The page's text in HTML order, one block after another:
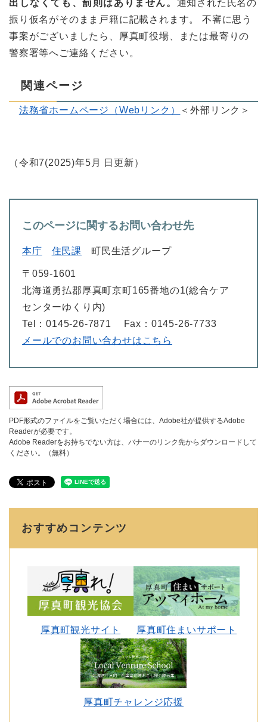
出しなくても、罰則はありません。 通知された氏名の
振り仮名がそのまま戸籍に記載されます。 不審に思う
事案がございましたら、厚真町役場、または最寄りの
警察署等へご連絡ください。
関連ページ
法務省ホームページ（Webリンク） ＜外部リンク＞
（令和7(2025)年5月 日更新）
このページに関するお問い合わせ先
本庁 住民課 町民生活グループ
〒059-1601
北海道勇払郡厚真町京町165番地の1(総合ケア
センターゆくり内)
Tel：0145-26-7871
Fax：0145-26-7733
メールでのお問い合わせはこちら
PDF形式のファイルをご覧いただく場合には、Adobe社が提供するAdobe
Readerが必要です。
Adobe Readerをお持ちでない方は、バナーのリンク先からダウンロードして
ください。（無料）
おすすめコンテンツ
厚真町観光サイト 厚真町住まいサポート
厚真町チャレンジ応援